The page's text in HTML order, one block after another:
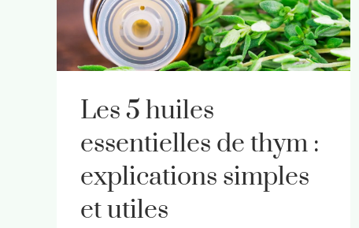
Les 5 huiles
essentielles de thym :
explications simples
et utiles